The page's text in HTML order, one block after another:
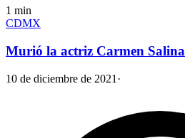
1 min
CDMX
Murió la actriz Carmen
10 de diciembre de 2021 ·